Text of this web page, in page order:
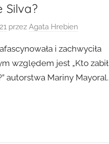
Silva?
przezAgata Hrebien
i zachwyciła
względem jest „Kto zabił
autorstwa Mariny Mayoral.